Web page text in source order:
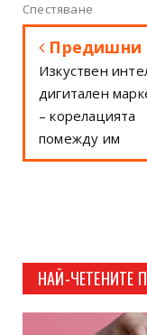
Спестяване
Предишни
Изкуствен
дигитален
– корелацията
помежду им
НАЙ-ЧЕТЕНИТЕ